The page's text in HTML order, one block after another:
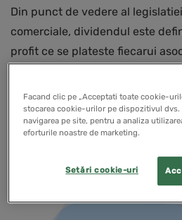
Din punct de vedere al
comerciale, dividendul este
profit ce se plateste fiecarui
in bani sau in…
READ MORE
Facand clic pe „Acceptati toate cookie-
stocarea cookie-urilor pe dispozitivul
navigarea pe site, pentru a analiza
eforturile noastre de marketing.
Setări cookie-uri